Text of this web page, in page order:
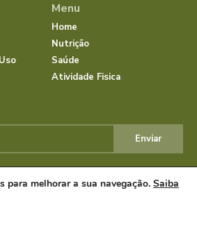
Menu
Home
Nutrição
Saúde
Atividade Fisica
Enviar
2025 Todos os direitos
para melhorar a sua navegação. Saiba